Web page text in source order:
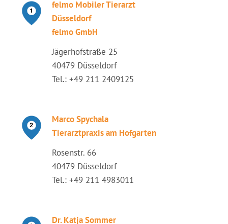
felmo Mobiler Tierarzt
Düsseldorf
felmo GmbH
Jägerhofstraße 25
40479 Düsseldorf
Tel.: +49 211 2409125
Marco Spychala
Tierarztpraxis am Hofgarten
Rosenstr. 66
40479 Düsseldorf
Tel.: +49 211 4983011
Dr. Katja Sommer